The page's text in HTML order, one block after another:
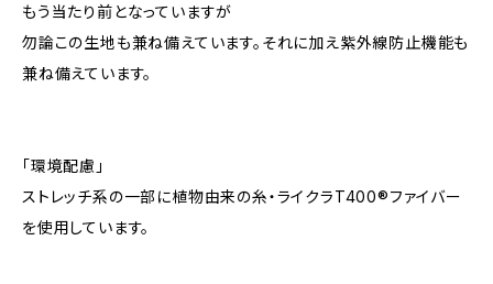
もう当たり前となっていますが
勿論この生地も兼ね備えています。それに加え紫外線防止機能も
兼ね備えています。
「環境配慮」
ストレッチ系の一部に植物由来の糸・ライクラT400®ファイバー
を使用しています。